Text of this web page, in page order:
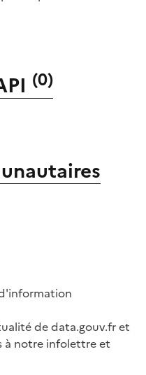
(0)
de data.gouv.fr et
à notre infolettre et